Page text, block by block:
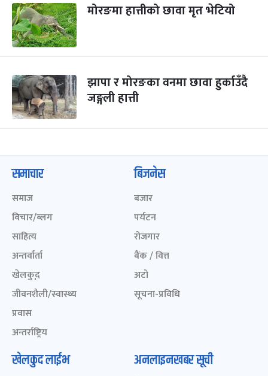
मोरङमा हात्तीको छावा मृत भेटियो
झापा र मोरङका वनमा छावा हुर्काउँदै
जङ्गली हात्ती
समाचार
समाज
विचार/ब्लग
साहित्य
अन्तर्वार्ता
खेलकुद़़
जीवनशैली/स्वास्थ्य
प्रवास
अन्तर्राष्ट्रिय
बिजनेस
बजार
पर्यटन
रोजगार
बैंक / वित्त
अटो
सूचना-प्रविधि
खेलकुद लाईभ अनलाइनखबर सूची